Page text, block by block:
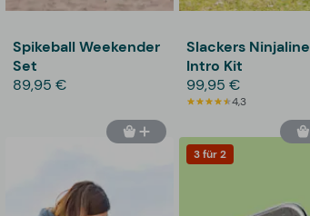
Spikeball Weekender
Set
89,95 €
Slackers Ninjaline
Intro Kit
99,95 €
4,3
3 für 2